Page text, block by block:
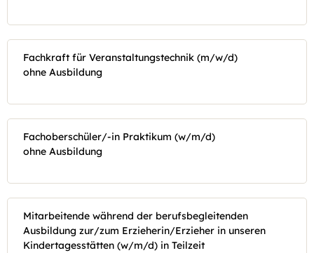
Fachkraft für Veranstaltungstechnik (m/w/d)
ohne Ausbildung
Fachoberschüler/-in Praktikum (w/m/d)
ohne Ausbildung
Mitarbeitende während der berufsbegleitenden
Ausbildung zur/zum Erzieherin/Erzieher in unseren
Kindertagesstätten (w/m/d) in Teilzeit